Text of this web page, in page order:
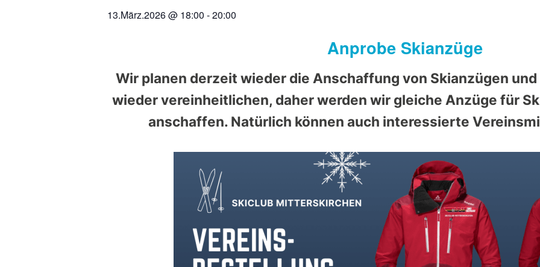
13.März.2026@ 18:00 -20:00
Anprobe Skianzüge
Wir planen derzeit wieder die Anschaffung von Skianzügen
wieder vereinheitlichen, daher werden wir gleiche Anzüge für
anschaffen. Natürlich können auch interessierte